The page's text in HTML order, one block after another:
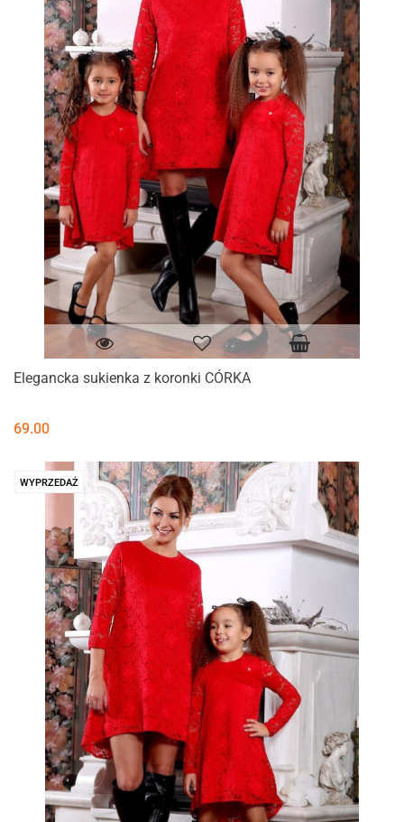
Elegancka sukienka z koronki CÓRKA
69.00
WYPRZEDAŻ